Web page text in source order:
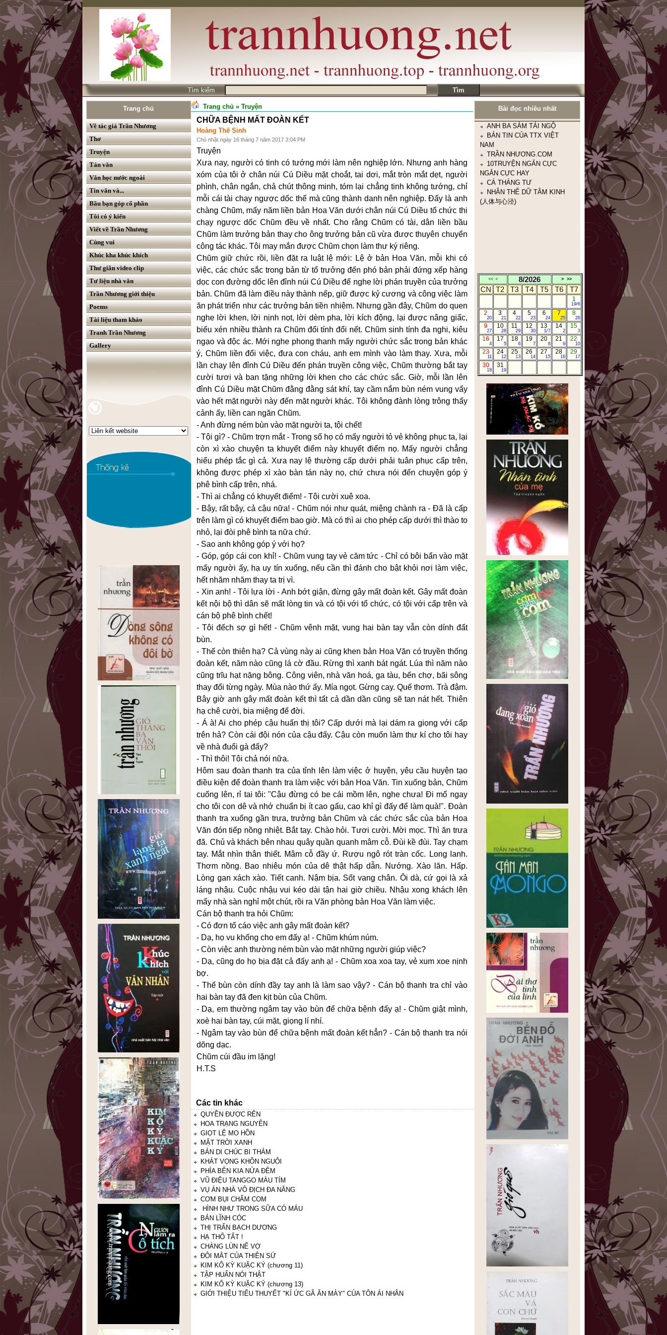
Tìm kiếm
Trang chủ
Về tác giả Trần Nhương
Thơ
Truyện
Tản văn
Văn học nước ngoài
Tin văn và...
Bầu bạn góp cổ phần
Tôi có ý kiến
Viết về Trần Nhương
Cùng vui
Khúc kha khúc khích
Thư giãn video clip
Tư liệu nhà văn
Trần Nhương giới thiệu
Poems
Tài liệu tham khảo
Tranh Trần Nhương
Gallery
Trang chủ » Truyện
CHỮA BỆNH MẤT ĐOÀN KẾT
Hoàng Thế Sinh
Chủ nhật ngày 16 tháng 7 năm 2017 3:04 PM
Truyện
Xưa nay, người có tinh có tướng mới làm nên nghiệp lớn. Nhưng anh hàng
xóm của tôi ở chân núi Cú Diều mặt choắt, tai dơi, mắt tròn mắt dẹt, người
phình, chân ngắn, chả chút thông minh, tóm lại chẳng tinh không tướng, chỉ
mỗi cái tài chạy ngược dốc thế mà cũng thành danh nên nghiệp. Đấy là anh
chàng Chũm, mấy năm liền bản Hoa Văn dưới chân núi Cú Diều tổ chức thi
chạy ngược dốc Chũm đều về nhất. Cho rằng Chũm có tài, dân liền bầu
Chũm làm trưởng bản thay cho ông trưởng bản cũ vừa được thuyên chuyển
công tác khác. Tôi may mắn được Chũm chọn làm thư ký riêng.
Chũm giữ chức rồi, liền đặt ra luật lệ mới: Lệ ở bản Hoa Văn, mỗi khi có
việc, các chức sắc trong bản từ tổ trưởng đến phó bản phải đứng xếp hàng
dọc con đường dốc lên đỉnh núi Cú Diều để nghe lời phán truyền của trưởng
bản. Chũm đã làm điều này thành nếp, giữ được kỷ cương và công việc làm
ăn phát triển như các trưởng bản tiền nhiệm. Nhưng gần đây, Chũm do quen
nghe lời khen, lời nịnh nọt, lời dèm pha, lời kích động, lại được nâng giấc,
biếu xén nhiều thành ra Chũm đổi tính đổi nết. Chũm sinh tính đa nghi, kiêu
ngạo và độc ác. Mới nghe phong thanh mấy người chức sắc trong bản khác
ý, Chũm liền đổi việc, đưa con cháu, anh em mình vào làm thay. Xưa, mỗi
lần chạy lên đỉnh Cú Diều đến phán truyền công việc, Chũm thường bắt tay
cười tươi và ban tặng những lời khen cho các chức sắc. Giờ, mỗi lần lên
đỉnh Cú Diều mặt Chũm đằng đằng sát khí, tay cầm nắm bùn ném vung vẩy
vào hết mặt người này đến mặt người khác. Tôi không đành lòng trông thấy
cảnh ấy, liền can ngăn Chũm.
- Anh đừng ném bùn vào mặt người ta, tội chết!
- Tội gì? - Chũm trợn mắt - Trong số họ có mấy người tỏ vẻ không phục ta, lại
còn xì xào chuyện ta khuyết điểm này khuyết điểm nọ. Mấy người chẳng
hiểu phép tắc gì cả. Xưa nay lệ thường cấp dưới phải tuân phục cấp trên,
không được phép xì xào bàn tán này nọ, chứ chưa nói đến chuyện góp ý
phê bình cấp trên, nhá.
- Thì ai chẳng có khuyết điểm! - Tôi cười xuê xoa.
- Bậy, rất bậy, cả cậu nữa! - Chũm nói như quát, miệng chành ra - Đã là cấp
trên làm gì có khuyết điểm bao giờ. Mà có thì ai cho phép cấp dưới thì thào to
nhỏ, lại đòi phê bình ta nữa chứ.
- Sao anh không góp ý với họ?
- Góp, góp cái con khỉ! - Chũm vung tay vẻ căm tức - Chỉ có bôi bẩn vào mặt
mấy người ấy, hạ uy tín xuống, nếu cần thì đánh cho bật khỏi nơi làm việc,
hết nhăm nhăm thay ta trị vì.
- Xin anh! - Tôi lựa lời - Anh bớt giận, đừng gây mất đoàn kết. Gây mất đoàn
kết nội bộ thì dân sẽ mất lòng tin và có tội với tổ chức, có tội với cấp trên và
cán bộ phê bình chết!
- Tôi đếch sợ gì hết! - Chũm vênh mặt, vung hai bàn tay vẫn còn dính đất
bùn.
- Thế còn thiên hạ? Cả vùng này ai cũng khen bản Hoa Văn có truyền thống
đoàn kết, năm nào cũng lá cờ đầu. Rừng thì xanh bát ngát. Lúa thì năm nào
cũng trĩu hạt nặng bông. Công viên, nhà văn hoá, ga tàu, bến chợ, bãi sông
thay đổi từng ngày. Mùa nào thứ ấy. Mía ngọt. Gừng cay. Quế thơm. Trà đậm.
Bây giờ anh gây mất đoàn kết thì tất cả dần dần cũng sẽ tan nát hết. Thiên
hạ chê cười, bia miệng để đời.
- Á à! Ai cho phép cậu huấn thị tôi? Cấp dưới mà lại dám ra giọng với cấp
trên hả? Còn cái đội nón của cậu đấy. Cậu còn muốn làm thư kí cho tôi hay
về nhà đuổi gà đấy?
- Thì thôi! Tôi chả nói nữa.
Hôm sau đoàn thanh tra của tỉnh lên làm việc ở huyện, yêu cầu huyện tạo
điều kiện để đoàn thanh tra làm việc với bản Hoa Văn. Tin xuống bản, Chũm
cuống lên, rỉ tai tôi: "Cậu đừng có be cái mồm lên, nghe chưa! Đi mổ ngay
cho tôi con dê và nhớ chuẩn bị ít cao gấu, cao khỉ gì đấy để làm quà!". Đoàn
thanh tra xuống gần trưa, trưởng bản Chũm và các chức sắc của bản Hoa
Văn đón tiếp nồng nhiệt. Bắt tay. Chào hỏi. Tươi cười. Mời mọc. Thì ăn trưa
đã. Chủ và khách bên nhau quây quần quanh mâm cỗ. Đùi kề đùi. Tay chạm
tay. Mắt nhìn thân thiết. Mâm cỗ đầy ứ. Rượu ngô rót tràn cốc. Long lanh.
Thơm nồng. Bao nhiêu món của dê thật hấp dẫn. Nướng. Xào lăn. Hấp.
Lòng gan xách xào. Tiết canh. Nậm bịa. Sốt vang chân. Ôi dà, cứ gọi là xả
láng nhậu. Cuộc nhậu vui kéo dài tận hai giờ chiều. Nhậu xong khách lên
mấy nhà sàn nghỉ một chút, rồi ra Văn phòng bản Hoa Văn làm việc.
Cán bộ thanh tra hỏi Chũm:
- Có đơn tố cáo việc anh gây mất đoàn kết?
- Dạ, họ vu khống cho em đấy ạ! - Chũm khúm núm.
- Còn việc anh thường ném bùn vào mặt những người giúp việc?
- Dạ, cũng do họ bịa đặt cả đấy anh ạ! - Chũm xoa xoa tay, vẻ xum xoe nịnh
bợ.
- Thế bùn còn dính đầy tay anh là làm sao vậy? - Cán bộ thanh tra chỉ vào
hai bàn tay đã đen kịt bùn của Chũm.
- Dạ, em thường ngâm tay vào bùn để chữa bệnh đấy ạ! - Chũm giật mình,
xoè hai bàn tay, cúi mặt, giọng lí nhí.
- Ngâm tay vào bùn để chữa bệnh mất đoàn kết hẳn? - Cán bộ thanh tra nói
dõng dạc.
Chũm cúi đầu im lặng!
H.T.S
Các tin khác
QUYỀN ĐƯỢC RÊN
HOA TRẠNG NGUYÊN
GIỌT LỆ MO HỒN
MẶT TRỜI XANH
BẢN DI CHÚC BI THẢM
KHÁT VỌNG KHÔN NGUÔI
PHÍA BÊN KIA NỬA ĐÊM
VŨ ĐIỆU TANGGO MÀU TÍM
VỤ ÁN NHÀ VÔ ĐỊCH ĐA NĂNG
CƠM BỤI CHẤM COM
HÌNH NHƯ TRONG SỮA CÓ MÁU
BẢN LĨNH CÓC
THỊ TRẤN BẠCH DƯƠNG
HẠ THỔ TẤT !
CHÀNG LÙN NỂ VỢ
ĐÔI MẮT CỦA THIÊN SỨ
KIM KỔ KỲ KUẶC KÝ (chương 11)
TẬP HUẤN NÓI THẬT
KIM KỔ KỲ KUẶC KÝ (chương 13)
GIỚI THIỆU TIỂU THUYẾT "KÍ ỨC GÃ ĂN MÀY" CỦA TÔN ÁI NHÂN
Bài đọc nhiều nhất
TRONG TUẦN
Nhà thơ Nguyễn Khoa Điềm:
GIỜ CHỈ CÒN CHƯỜNG MẶT
RA TRONG THƠ
TÂY BẮC
ANH BA SÀM TÁI NGỘ
BẢN TIN CỦA TTX VIỆT
NAM
TRẦN NHƯƠNG.COM
10TRUYỆN NGẮN CỰC
NGẮN CỰC HAY
CÁ THÁNG TƯ
NHÂN THỂ DỮ TÂM KINH
(人体与心泾)
<< < 8/2026 > >>
CN T2 T3 T4 T5 T6 T7
1
19/6
2
20
3
21
4
22
5
23
6
24
7
25
8
26
9
27
10
28
11
29
12
30
13
1/7
14
2
15
3
16
4
17
5
18
6
19
7
20
8
21
9
22
10
23
11
24
12
25
13
26
14
27
15
28
16
29
17
30
18
31
19